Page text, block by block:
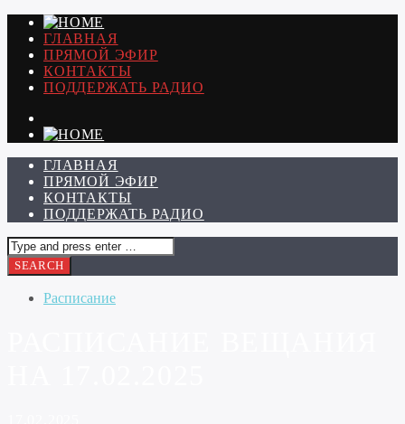
ГЛАВНАЯ
ПРЯМОЙ ЭФИР
КОНТАКТЫ
ПОДДЕРЖАТЬ РАДИО
ГЛАВНАЯ
ПРЯМОЙ ЭФИР
КОНТАКТЫ
ПОДДЕРЖАТЬ РАДИО
Расписание